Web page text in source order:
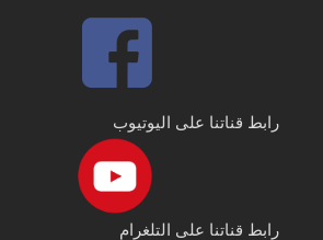
رابط قناتنا على اليوتيوب
رابط قناتنا على التلغرام